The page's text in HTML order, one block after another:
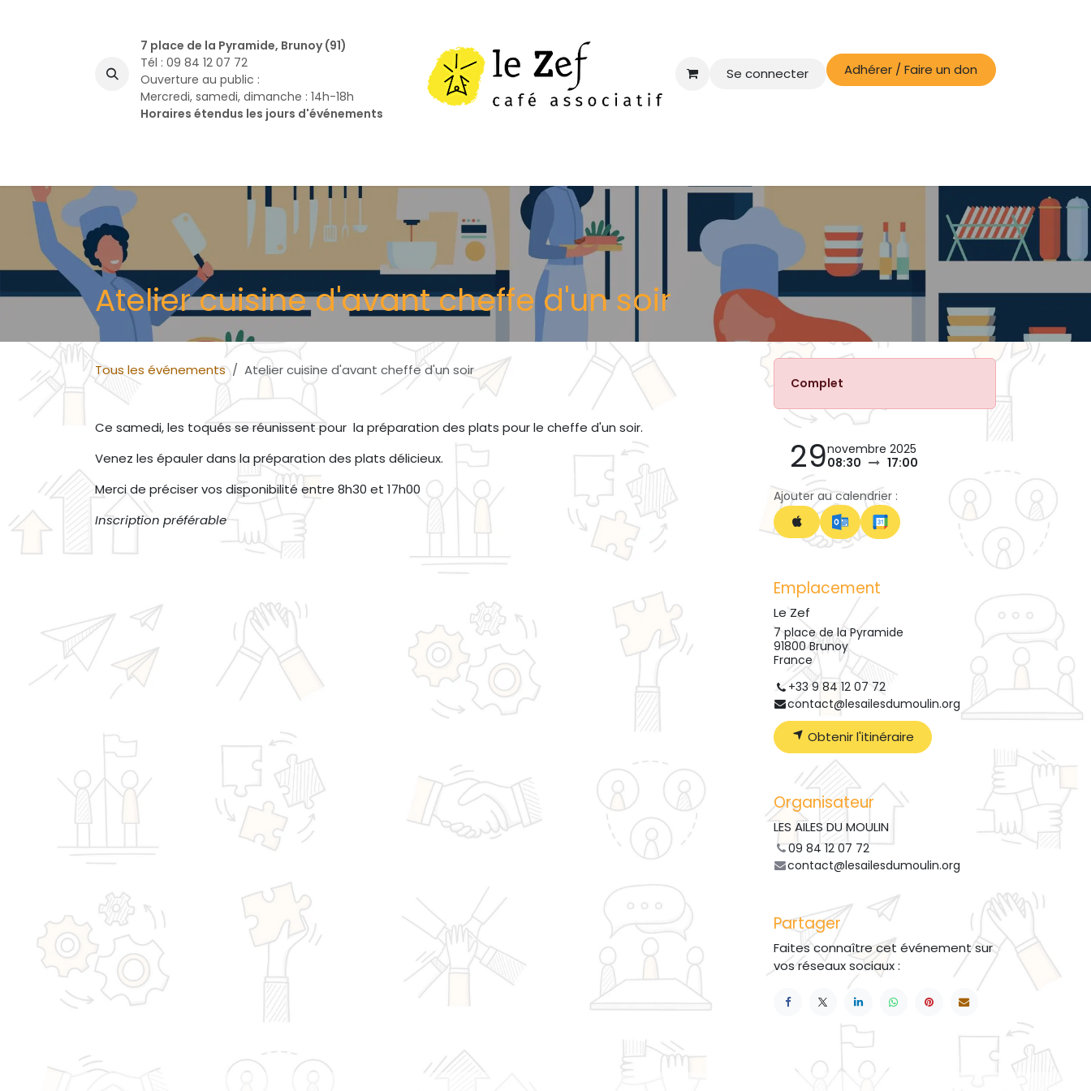
7 place de la Pyramide, Brunoy (91)
Tél : 09 84 12 07 72
Ouverture au public :
Mercredi, samedi, dimanche : 14h-18h
Horaires étendus les jours d'événements
Se connecter Adhérer / Faire un don
Atelier cuisine d'avant cheffe d'un soir
Tous les événements Atelier cuisine d'avant cheffe d'un soir
Ce samedi, les toqués se réunissent pour la préparation des plats pour le cheffe d'un soir.
Venez les épauler dans la préparation des plats délicieux.
Merci de préciser vos disponibilité entre 8h30 et 17h00
Inscription préférable
Complet
29novembre 2025
08:30
17:00
Ajouter au calendrier :
Emplacement
Le Zef
7 place de la Pyramide
91800 Brunoy
France
+33 9 84 12 07 72
contact@lesailesdumoulin.org
Obtenir l'itinéraire
Organisateur
LES AILES DU MOULIN
09 84 12 07 72
contact@lesailesdumoulin.org
Partager
Faites connaître cet événement sur
vos réseaux sociaux :